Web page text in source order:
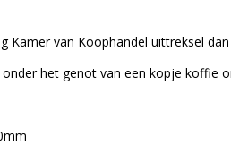
Kamer van Koophandel uittreksel
het genot van een kopje koffie